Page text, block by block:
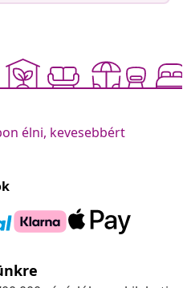
élni, kevesebbért